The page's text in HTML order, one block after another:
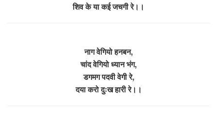
शिव के या कई जचगी रे।।
नाग वेगियो हनबन,
चांद वेगियो ध्यान भंग,
डगमग पदवी वेगी रे,
दया करो दुःख हारी रे।।